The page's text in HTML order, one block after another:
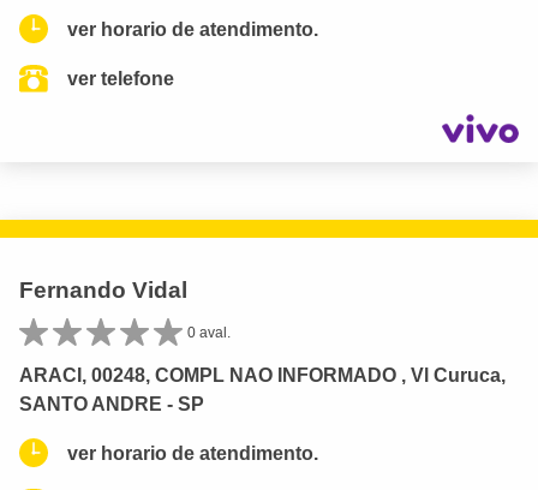
ver horario de atendimento.
ver telefone
Fernando Vidal
0 aval.
ARACI, 00248, COMPL NAO INFORMADO , Vl Curuca,
SANTO ANDRE - SP
ver horario de atendimento.